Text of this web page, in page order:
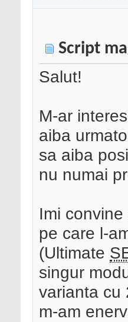
Script
Salut!
M-ar
aiba
sa aiba
nu numai
Imi
pe care l-
(Ultimate
singur
varianta cu
m-am